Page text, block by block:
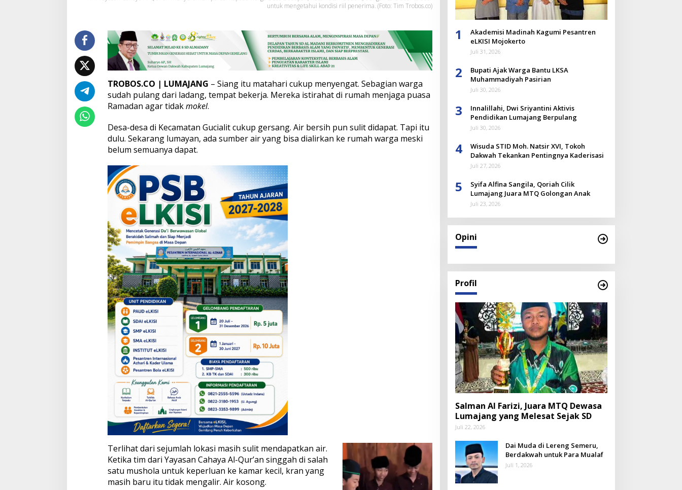
m
a
t
a
n
G
u
c
a
t
untuk mengetahui kondisi riil penerima. (Foto: Tim Trobos.co)
TROBOS.CO | LUMAJANG – Siang itu matahari cukup menyengat. Sebagian warga
sudah pulang dari ladang, tempat bekerja. Mereka istirahat di rumah menjaga puasa
Ramadan agar tidakmokel.
Desa-desa di Kecamatan Gucialit cukup gersang. Air bersih pun sulit didapat. Tapi itu
dulu. Sekarang lumayan, ada sumber air yang bisa dialirkan ke rumah warga meski
belum semuanya dapat.
Terlihat dari sejumlah lokasi masih sulit mendapatkan air.
Ketika tim dari Yayasan Cahaya Al-Qur’an singgah di salah
satu mushola untuk keperluan ke kamar kecil, kran yang
masih baru itu tidak mengalir. Air kosong.
1
Akademisi Madinah Kagumi Pesantren
eLKISI Mojokerto
Juli 31, 2026
2
Bupati Ajak Warga Bantu LKSA
Muhammadiyah Pasirian
Juli 30, 2026
3
Innalillahi, Dwi Sriyantini Aktivis
Pendidikan Lumajang Berpulang
Juli 30, 2026
4
Wisuda STID Moh. Natsir XVI, Tokoh
Dakwah Tekankan Pentingnya Kaderisasi
Juli 27, 2026
5
Syifa Alfina Sangila, Qoriah Cilik
Lumajang Juara MTQ Golongan Anak
Juli 23, 2026
Opini
Profil
Salman Al Farizi, Juara MTQ Dewasa
Lumajang yang Melesat Sejak SD
Juli 22, 2026
Dai Muda di Lereng Semeru,
Berdakwah untuk Para Mualaf
Juli 1, 2026